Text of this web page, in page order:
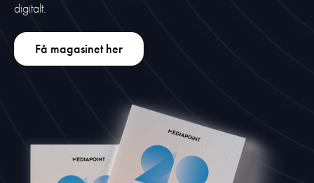
digitalt.
Få magasinet her